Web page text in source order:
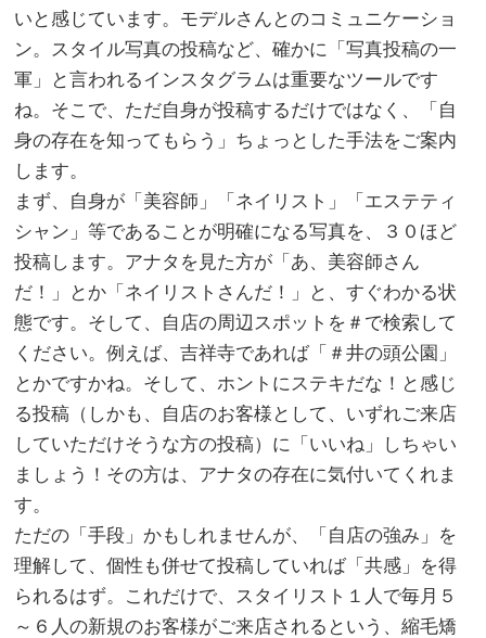
いと感じています。モデルさんとのコミュニケーショ
ン。スタイル写真の投稿など、確かに「写真投稿の一
軍」と言われるインスタグラムは重要なツールです
ね。そこで、ただ自身が投稿するだけではなく、「自
身の存在を知ってもらう」ちょっとした手法をご案内
します。
まず、自身が「美容師」「ネイリスト」「エステティ
シャン」等であることが明確になる写真を、３０ほど
投稿します。アナタを見た方が「あ、美容師さん
だ！」とか「ネイリストさんだ！」と、すぐわかる状
態です。そして、自店の周辺スポットを＃で検索して
ください。例えば、吉祥寺であれば「＃井の頭公園」
とかですかね。そして、ホントにステキだな！と感じ
る投稿（しかも、自店のお客様として、いずれご来店
していただけそうな方の投稿）に「いいね」しちゃい
ましょう！その方は、アナタの存在に気付いてくれま
す。
ただの「手段」かもしれませんが、「自店の強み」を
理解して、個性も併せて投稿していれば「共感」を得
られるはず。これだけで、スタイリスト１人で毎月５
～６人の新規のお客様がご来店されるという、縮毛矯